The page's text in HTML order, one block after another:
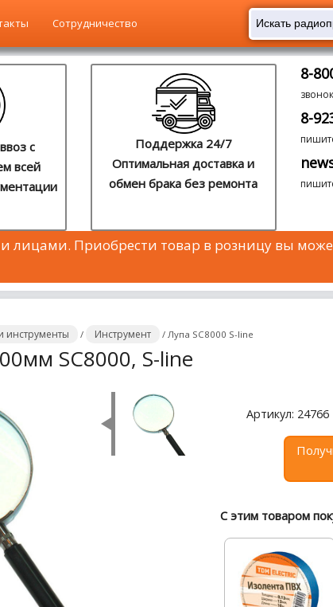
Сотрудничество
с
всей
Поддержка 24/7
Оптимальная доставка и
обмен брака без ремонта
8-
8-
Приобрести товар в розницу вы
инструменты / Инструмент / Лупа SC8000 S-line
SC8000, S-line
Артикул: 24766
С этим товаром